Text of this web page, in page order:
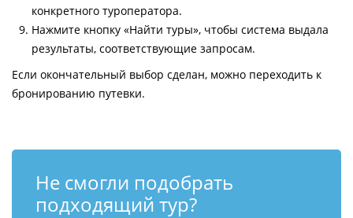
конкретного туроператора.
Нажмите кнопку «Найти туры», чтобы система выдала
результаты, соответствующие запросам.
Если окончательный выбор сделан, можно переходить к
бронированию путевки.
Не смогли подобрать
подходящий тур?